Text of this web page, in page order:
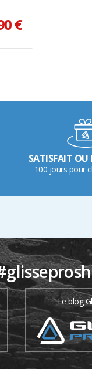
€
SATISFAIT OU
100 jours pour
Le blog